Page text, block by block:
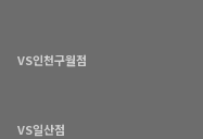
VS인천구월점
VS일산점